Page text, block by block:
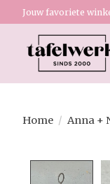
Jouw favoriete
Home / Anna +